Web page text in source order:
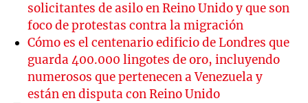
solicitantes de asilo en Reino Unido y que son
foco de protestas contra la migración
Cómo es el centenario edificio de Londres que
guarda 400.000 lingotes de oro, incluyendo
numerosos que pertenecen a Venezuela y
están en disputa con Reino Unido